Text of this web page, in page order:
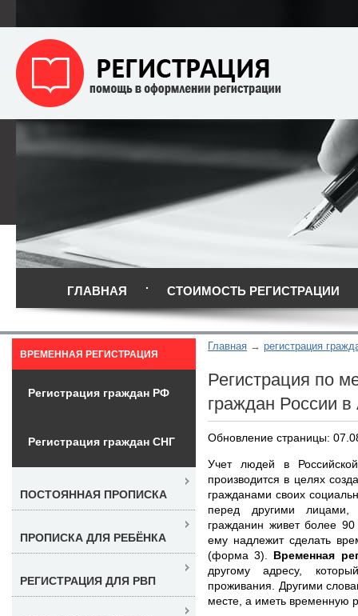
ГЛАВНАЯ СТОИМОСТЬ РЕГИСТРАЦИИ
Главная регистрация
Регистрация по
граждан России
Обновление страницы:
Учет людей в
производится в целях
гражданами своих
перед другими лицами,
гражданин живет более
ему надлежит сделать
(форма 3). Временная
другому адресу,
проживания. Другими
месте, а иметь временную
ВРЕМЕННАЯ РЕГИСТРАЦИЯ
Регистрация граждан РФ
Регистрация граждан СНГ
ПОСТОЯННАЯ ПРОПИСКА
ПРОПИСКА ДЛЯ РЕБЁНКА
РЕГИСТРАЦИЯ ДЛЯ РВП